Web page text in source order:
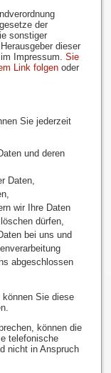
der
sonstiger
dieser
Impressum. Sie
Link folgenoder
Sie jederzeit
und deren
Daten,
wir Ihre Daten
dürfen,
bei uns und
abgeschlossen
Sie diese
können die
telefonische
nicht in Anspruch